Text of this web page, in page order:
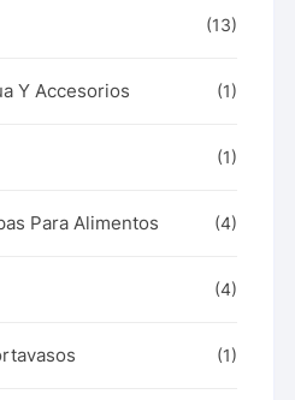
(13)
Y Accesorios (1)
(1)
Para Alimentos (4)
(4)
(1)